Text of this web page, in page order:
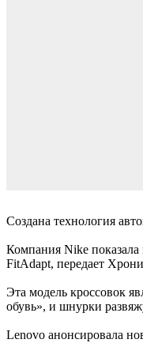
Создана технология
Компания Nike
FitAdapt, передает
Эта модель кроссовок
обувь», и шнурки
Lenovo анонсировала